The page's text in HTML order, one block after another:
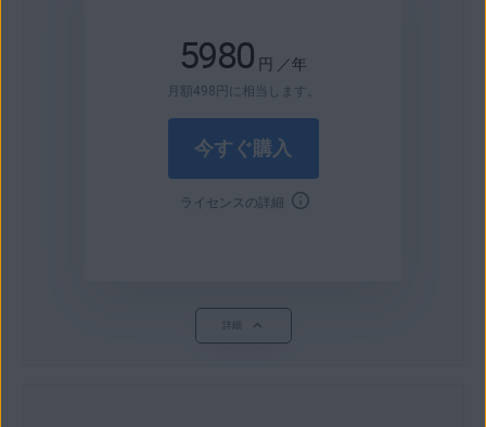
5980 円 ／年
月額498 円 に相当します。
今すぐ購入
ライセンスの詳細
詳細